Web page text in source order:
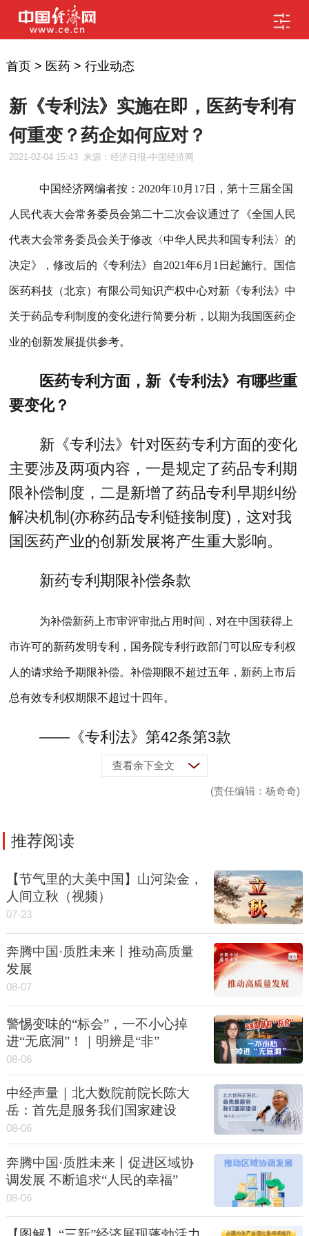
首页> 医药> 行业动态
新《专利法》实施在即，医药专利有
何重变？药企如何应对？
2021-02-04 15:43 来源：经济日报-中国经济网
中国经济网编者按：2020年10月17日，第十三届全国
人民代表大会常务委员会第二十二次会议通过了《全国人民
代表大会常务委员会关于修改〈中华人民共和国专利法〉的
决定》，修改后的《专利法》自2021年6月1日起施行。国信
医药科技（北京）有限公司知识产权中心对新《专利法》中
关于药品专利制度的变化进行简要分析，以期为我国医药企
业的创新发展提供参考。
医药专利方面，新《专利法》有哪些重
要变化？
新《专利法》针对医药专利方面的变化
主要涉及两项内容，一是规定了药品专利期
限补偿制度，二是新增了药品专利早期纠纷
解决机制(亦称药品专利链接制度)，这对我
国医药产业的创新发展将产生重大影响。
新药专利期限补偿条款
为补偿新药上市审评审批占用时间，对在中国获得上
市许可的新药发明专利，国务院专利行政部门可以应专利权
人的请求给予期限补偿。补偿期限不超过五年，新药上市后
总有效专利权期限不超过十四年。
——《专利法》第42条第3款
查看余下全文
(责任编辑：杨奇奇)
推荐阅读
【节气里的大美中国】山河染金，
人间立秋（视频）
07-23
奔腾中国·质胜未来丨推动高质量
发展
08-07
警惕变味的“标会”，一不小心掉
进“无底洞”！｜明辨是“非”
08-06
中经声量｜北大数院前院长陈大
岳：首先是服务我们国家建设
08-06
奔腾中国·质胜未来丨促进区域协
调发展 不断追求“人民的幸福”
08-06